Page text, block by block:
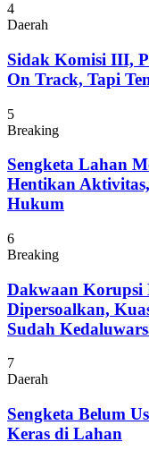
4
Daerah
Sidak Komisi III,
On Track, Tapi
5
Breaking
Sengketa Lahan
Hentikan
Hukum
6
Breaking
Dakwaan Korupsi
Dipersoalkan,
Sudah
7
Daerah
Sengketa Belum
Keras di Lahan